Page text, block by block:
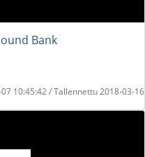
Bank
10:45:42 / Tallennettu 2018-03-16